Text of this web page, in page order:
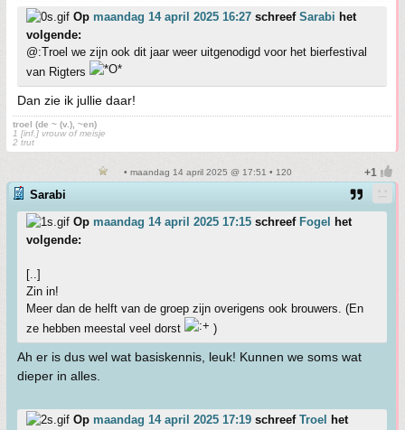
Op maandag 14 april 2025 16:27 schreef Sarabi het
volgende:
@:Troel we zijn ook dit jaar weer uitgenodigd voor het bierfestival
van Rigters
Dan zie ik jullie daar!
troel (de ~ (v.), ~en)
1 [inf.] vrouw of meisje
2 trut
• maandag 14 april 2025 @ 17:51 • 120
Sarabi
Op maandag 14 april 2025 17:15 schreef Fogel
het
volgende:
[..]
Zin in!
Meer dan de helft van de groep zijn overigens ook brouwers. (En
ze hebben meestal veel dorst
)
Ah er is dus wel wat basiskennis, leuk! Kunnen we soms wat
dieper in alles.
Op maandag 14 april 2025 17:19 schreef Troel
het